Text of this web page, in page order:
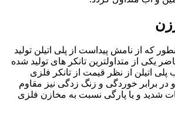
که از نامش پیداست از پلی اتیلن تولید
یکی از متداولترین تانکر های تولید شده
اتیلن از نظر قیمت از تانکر فلزی
در برابر خوردگی و زنگ زدگی نیز مقاوم
شدید و یا پارگی نسبت به مخازن فلزی